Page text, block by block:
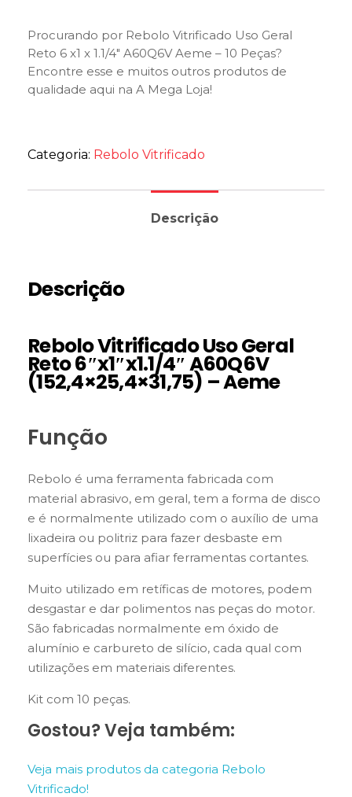
Procurando por Rebolo Vitrificado Uso Geral
Reto 6 x1 x 1.1/4″ A60Q6V Aeme – 10 Peças?
Encontre esse e muitos outros produtos de
qualidade aqui na A Mega Loja!
Categoria: Rebolo Vitrificado
Descrição
Descrição
Rebolo Vitrificado Uso Geral
Reto 6″x1″x1.1/4″ A60Q6V
(152,4×25,4×31,75) – Aeme
Função
Rebolo é uma ferramenta fabricada com
material abrasivo, em geral, tem a forma de disco
e é normalmente utilizado com o auxílio de uma
lixadeira ou politriz para fazer desbaste em
superfícies ou para afiar ferramentas cortantes.
Muito utilizado em retíficas de motores, podem
desgastar e dar polimentos nas peças do motor.
São fabricadas normalmente em óxido de
alumínio e carbureto de silício, cada qual com
utilizações em materiais diferentes.
Kit com 10 peças.
Gostou? Veja também:
Veja mais produtos da categoria Rebolo
Vitrificado!